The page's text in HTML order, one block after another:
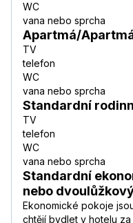
WC
vana nebo sprcha
Apartmá/
TV
telefon
WC
vana nebo sprcha
Standardní
TV
telefon
WC
vana nebo sprcha
Standardní
nebo
Ekonomické pokoje
chtějí bydlet v hotelu